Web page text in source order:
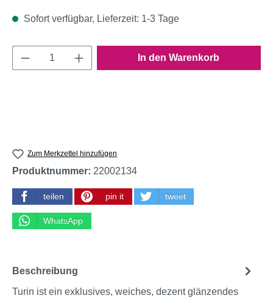
Sofort verfügbar, Lieferzeit: 1-3 Tage
Produkt Anzahl: Gib den gewünschten
In den Warenkorb
Zum Merkzettel hinzufügen
Produktnummer: 22002134
teilen pin it tweet
WhatsApp
Beschreibung
Turin ist ein exklusives, weiches, dezent glänzendes